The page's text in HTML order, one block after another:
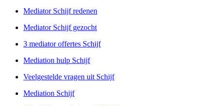
Mediator Schijf redenen
Mediator Schijf gezocht
3 mediator offertes Schijf
Mediation hulp Schijf
Veelgestelde vragen uit Schijf
Mediation Schijf